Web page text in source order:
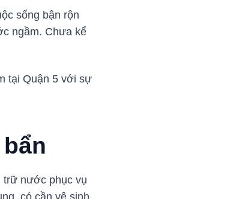
sống bận rộn
ngầm. Chưa kể
tại Quận 5 với sự
trữ nước phục vụ
có cần vệ sinh